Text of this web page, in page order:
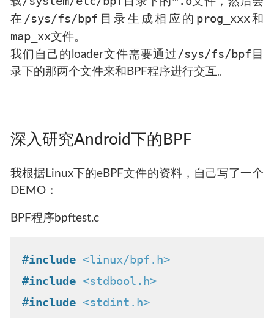
在 /sys/fs/bpf 目录生成相应的 prog_xxx和
map_xx文件。
我们自己的loader文件需要通过 /sys/fs/bpf 目
录下的那两个文件来和BPF程序进行交互。
深入研究Android下的BPF
我根据Linux下的eBPF文件的资料，自己写了一个
DEMO：
BPF程序bpftest.c
#include <linux/bpf.h>
#include <stdbool.h>
#include <stdint.h>